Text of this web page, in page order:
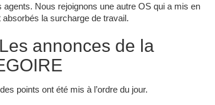
Nous rejoignons une autre OS qui a mis en
la surcharge de travail.
annonces de la
points ont été mis à l’ordre du jour.